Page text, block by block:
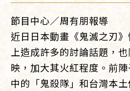
節目中心／周有朋報導
近日日本動畫《鬼滅之刃
上造成許多的討論話題，
映，加大其火紅程度。前
中的「鬼殺隊」和台灣本